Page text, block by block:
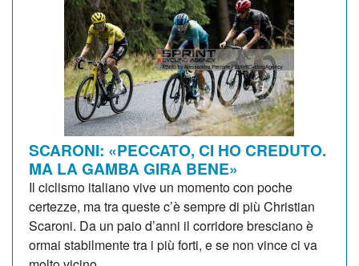
SCARONI: «PECCATO, CI HO CREDUTO.
MA LA GAMBA GIRA BENE»
Il ciclismo italiano vive un momento con poche
certezze, ma tra queste c’è sempre di più Christian
Scaroni. Da un paio d’anni il corridore bresciano è
ormai stabilmente tra i più forti, e se non vince ci va